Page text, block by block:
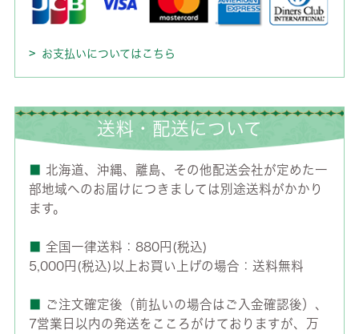
お支払いについてはこちら
送料・配送について
■ 北海道、沖縄、離島、その他配送会社が定めた一
部地域へのお届けにつきましては別途送料がかかり
ます。
■ 全国一律送料：880円(税込)
5,000円(税込)以上お買い上げの場合：送料無料
■ ご注文確定後（前払いの場合はご入金確認後）、
7営業日以内の発送をこころがけておりますが、万